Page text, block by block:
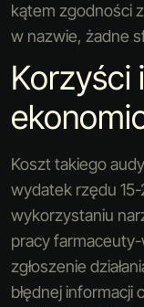
kątem zgodności
w nazwie, żadne
Korzyści
Koszt takiego
wydatek rzędu
wykorzystaniu
pracy
zgłoszenie
błędnej informacji